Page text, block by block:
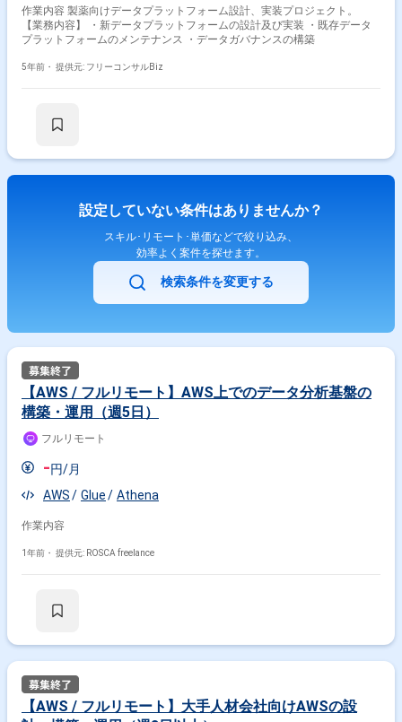
・チャットツールを導入しており、チームのためのチャットルームがあ
る（Slack） ・専用の情報共有ツールを使って、ノウハウや議事録、日
報などの情報共有を行っている ◆求める人物像 ・技術的なリーダーシ
意欲がある方 ・急成長していく、変化していくスタートアップの環境を
示待ちの人 →ある意味、組織としてしっかりとした仕組化ができていな
い入力の手間などを自動化し、誰もがフラットに、便利に、楽しく、経済
ピングアシストアプリについて 入れておくだけでオンラインショッピング
がお得になる、ショッピングアシストアプリを2022年3月に正式リリース
しました。 以降、順調にユーザー数を伸ばしており、現在毎日約30万人
のユーザーにご利用いただいています。 拡張機能を有効にすることで、対
象のECサイトにおけるキャッシュバックやクーポンを自動で発見します。
ージョン率、リピート率、購入単価の改善に貢献しています。 ＝＝＝＝＝
＝＝＝＝＝ 【開発環境】 フロントエンド：Next.js,React,ionic-
react,Tailwind CSS,capacitor,Swift バックエンド：
Nest.js,TypeORM,MySQL,BigQuery,ElasticSearch,DynamoDB,MongoDB
インフラ：AWS,AWS CloudFormation,AWS CDK,AWS
ElasticBeanstalk,AWS RDS,AWS
Analytics）,Segment,Sentry,Auth0 データ分析・機械学習：jupyter
フロー：Git Flow
作業内容 製薬向けデータプラットフォーム設計、実装プロジェクト。
【業務内容】 ・新データプラットフォームの設計及び実装 ・既存データ
プラットフォームのメンテナンス ・データガバナンスの構築
5年前・ 提供元: フリーコンサルBiz
設定していない条件はありませんか？
スキル･リモート･単価などで絞り込み、
効率よく案件を探せます。
検索条件を変更する
【AWS / フルリモート】AWS上でのデータ分析基盤の
構築・運用（週5日）
フルリモート
-円/月
AWS
Glue Athena
作業内容
1年前・ 提供元: ROSCA freelance
【AWS / フルリモート】大手人材会社向けAWSの設